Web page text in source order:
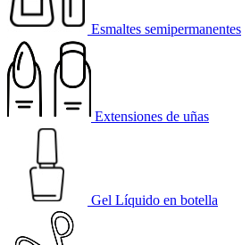
Esmaltes semipermanentes
Extensiones de uñas
Gel Líquido en botella